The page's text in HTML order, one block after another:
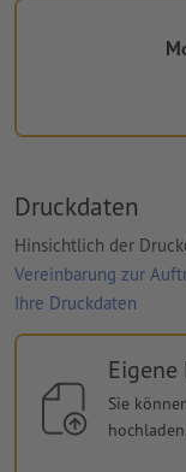
Druckdaten
Hinsichtlich der
Vereinbarung zur
Ihre Druckdaten
Sie
hochladen.